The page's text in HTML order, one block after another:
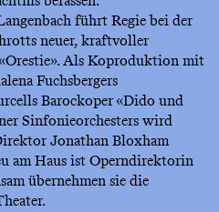
führt Regie bei der
neuer, kraftvoller
Als Koproduktion mit
Fuchsbergers
Barockoper «Dido und
Sinfonieorchesters wird
Jonathan Bloxham
am Haus ist Operndirektorin
übernehmen sie die